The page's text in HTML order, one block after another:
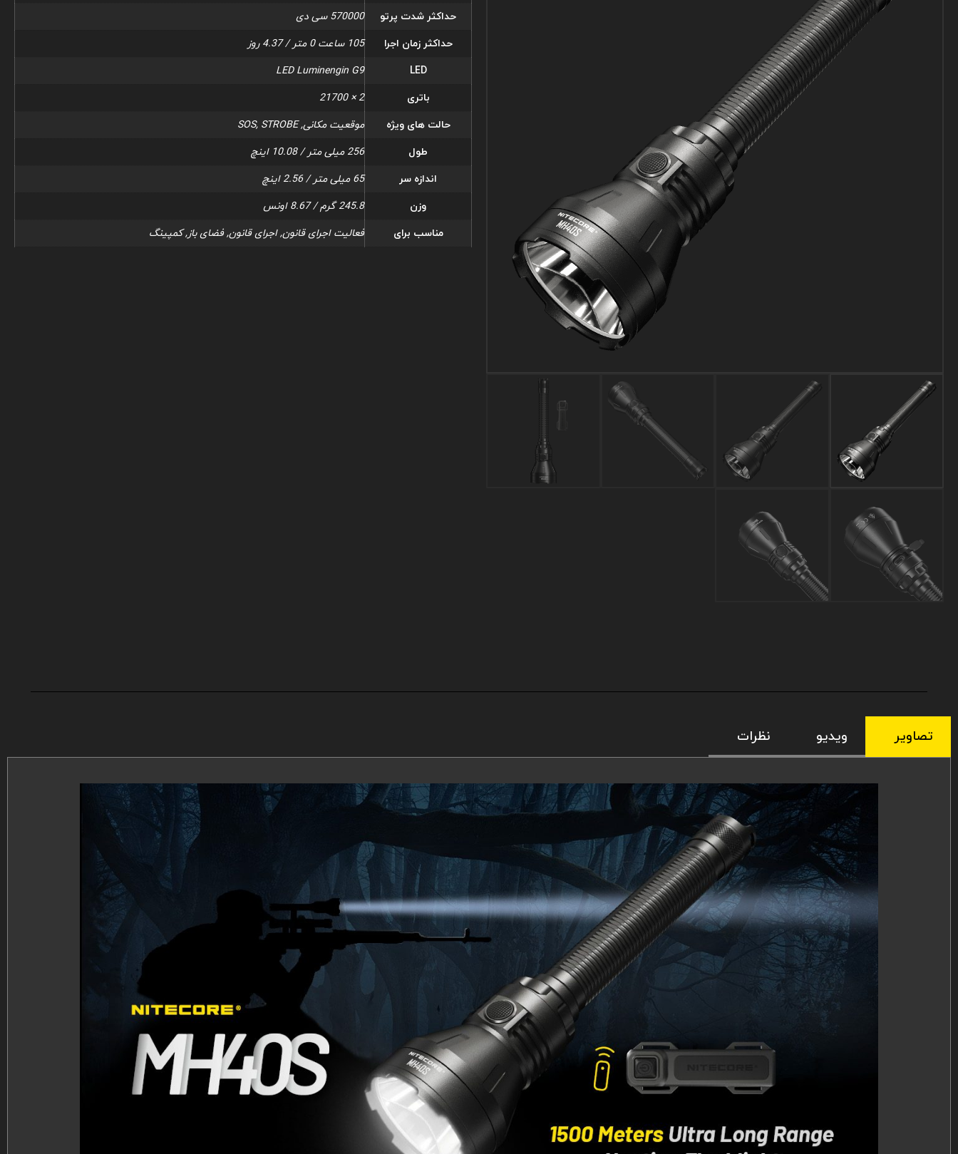
حداکثر شدت پرتو
570000 سی دی
حداکثر زمان اجرا
105 ساعت 0 متر / 4.37 روز
LED
LED Luminengin G9
باتری
2 × 21700
حالت های ویژه
موقعیت مکانی, SOS, STROBE
طول
256 میلی متر / 10.08 اینچ
اندازه سر
65 میلی متر / 2.56 اینچ
وزن
245.8 گرم / 8.67 اونس
مناسب برای
فعالیت اجرای قانون, اجرای قانون, فضای باز, کمپینگ
تصاویر ویدیو نظرات